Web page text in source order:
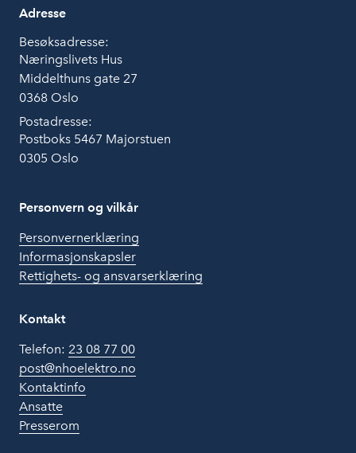
Adresse
Besøksadresse:
Næringslivets Hus
Middelthuns gate 27
0368 Oslo
Postadresse:
Postboks 5467 Majorstuen
0305 Oslo
Personvern og vilkår
Personvernerklæring
Informasjonskapsler
Rettighets- og ansvarserklæring
Kontakt
Telefon: 23 08 77 00
post@nhoelektro.no
Kontaktinfo
Ansatte
Presserom